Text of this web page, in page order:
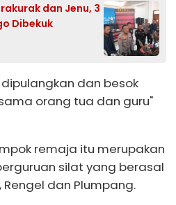
dan Jenu, 3
Dibekuk
dan besok
orang tua dan guru"
remaja itu merupakan
silat yang berasal
dan Plumpang.